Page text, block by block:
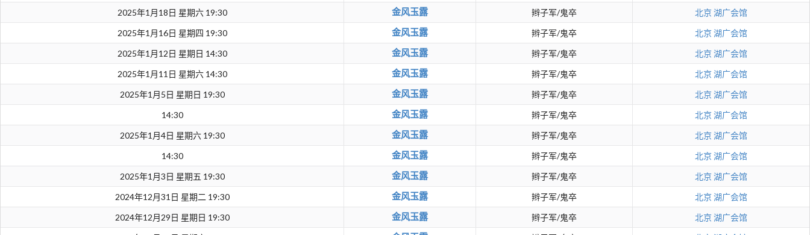
2025年1月18日 星期六 19:30
金风玉露 辫子军/鬼卒 北京 湖广会馆
2025年1月16日 星期四 19:30
金风玉露 辫子军/鬼卒 北京 湖广会馆
2025年1月12日 星期日 14:30
金风玉露 辫子军/鬼卒 北京 湖广会馆
2025年1月11日 星期六 14:30
金风玉露 辫子军/鬼卒 北京 湖广会馆
2025年1月5日 星期日 19:30
金风玉露 辫子军/鬼卒 北京 湖广会馆
14:30
金风玉露 辫子军/鬼卒 北京 湖广会馆
2025年1月4日 星期六 19:30
金风玉露 辫子军/鬼卒 北京 湖广会馆
14:30
金风玉露 辫子军/鬼卒 北京 湖广会馆
2025年1月3日 星期五 19:30
金风玉露 辫子军/鬼卒 北京 湖广会馆
2024年12月31日 星期二 19:30
金风玉露 辫子军/鬼卒 北京 湖广会馆
2024年12月29日 星期日 19:30
金风玉露 辫子军/鬼卒 北京 湖广会馆